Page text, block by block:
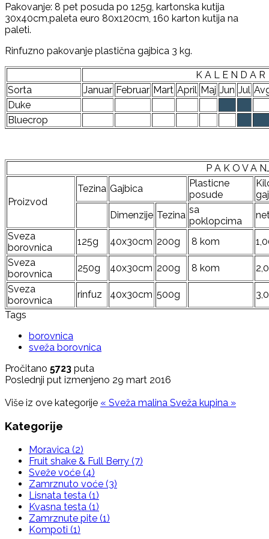
Pakovanje: 8 pet posuda po 125g, kartonska kutija
30x40cm,paleta euro 80x120cm, 160 karton kutija na
paleti.
Rinfuzno pakovanje plastična gajbica 3 kg.
K A L E N D A
Sorta
Januar Februar Mart April Maj Jun Jul
Duke
Bluecrop
P A K O V A
Proizvod
Tezina Gajbica
Plasticne
posude
Dimenzije Tezina sa
poklopcima
Sveza
borovnica
125g 40x30cm 200g 8 kom
Sveza
borovnica
250g 40x30cm 200g 8 kom
Sveza
borovnica
rinfuz 40x30cm 500g
Tags
borovnica
sveža borovnica
Pročitano 5723 puta
Poslednji put izmenjeno 29 mart 2016
Više iz ove kategorije « Sveža malina Sveža kupina »
Kategorije
Moravica (2)
Fruit shake & Full Berry (7)
Sveže voće (4)
Zamrznuto voće (3)
Lisnata testa (1)
Kvasna testa (1)
Zamrznute pite (1)
Kompoti (1)